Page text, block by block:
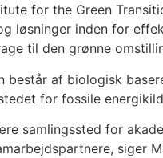
for the Green
løsninger inden for
til den grønne
består af biologisk
for fossile
samlingssted for
siger